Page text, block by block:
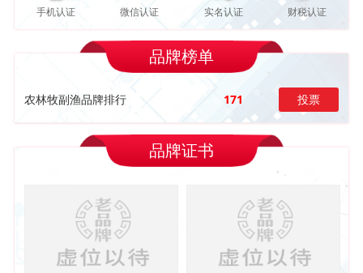
手机认证 微信认证 实名认证 财税认证
品牌榜单
农林牧副渔品牌排行 171 投票
品牌证书